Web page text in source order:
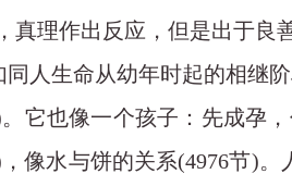
真理作出反应，但是出于良
人生命从幼年时起的相继
。它也像一个孩子：先成孕
像水与饼的关系(4976节)